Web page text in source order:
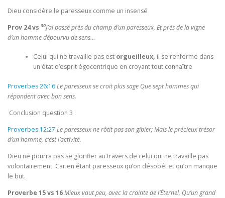
Dieu considère le paresseux comme un insensé
Prov 24 vs 30J’ai passé près du champ d’un paresseux, Et près de la vigne
d’un homme dépourvu de sens…
Celui qui ne travaille pas est orgueilleux, il se renferme dans
un état d’esprit égocentrique en croyant tout connaître
Proverbes 26:16Le paresseux se croit plus sage Que sept hommes qui
répondent avec bon sens.
Conclusion question 3 :
Proverbes 12:27 Le paresseux ne rôtit pas son gibier; Mais le précieux trésor
d’un homme, c’est l’activité.
Dieu ne pourra pas se glorifier au travers de celui qui ne travaille pas
volontairement. Car en étant paresseux qu’on désobéi et qu’on manque
le but.
Proverbe 15 vs 16Mieux vaut peu, avec la crainte de l’Éternel, Qu’un grand